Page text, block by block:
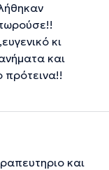
κι
και
και